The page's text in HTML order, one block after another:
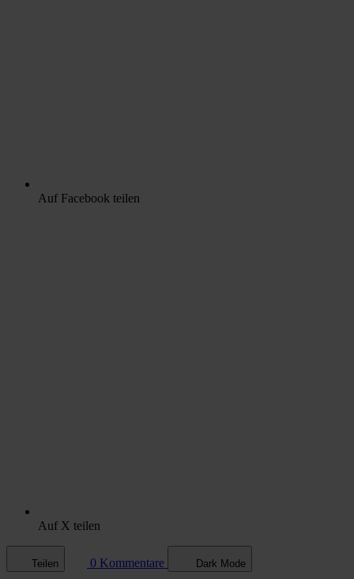
Auf Facebook teilen
Auf X teilen
Teilen 0 Kommentare Dark Mode